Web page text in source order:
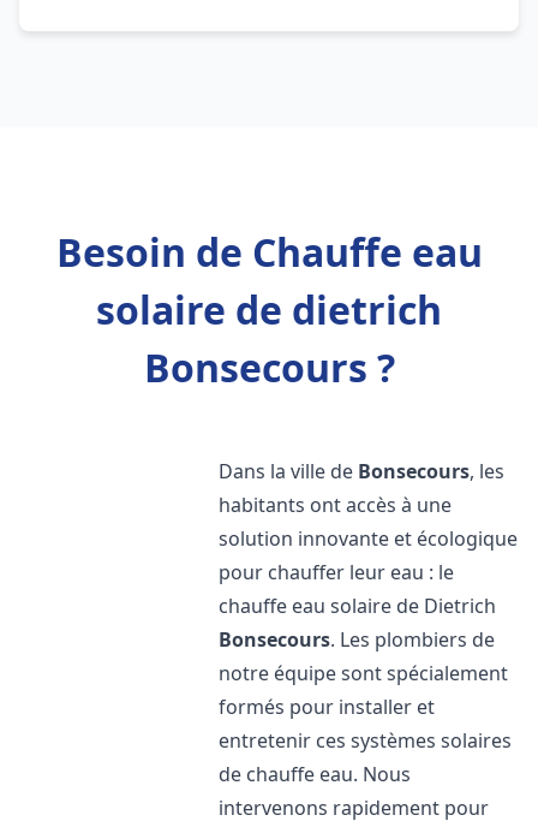
Besoin de Chauffe eau
solaire de dietrich
Bonsecours ?
Dans la ville de Bonsecours, les
habitants ont accès à une
solution innovante et écologique
pour chauffer leur eau : le
chauffe eau solaire de Dietrich
Bonsecours. Les plombiers de
notre équipe sont spécialement
formés pour installer et
entretenir ces systèmes solaires
de chauffe eau. Nous
intervenons rapidement pour